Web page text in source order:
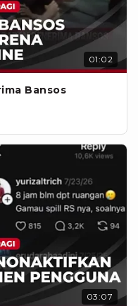
01:02
Bansos
03:07